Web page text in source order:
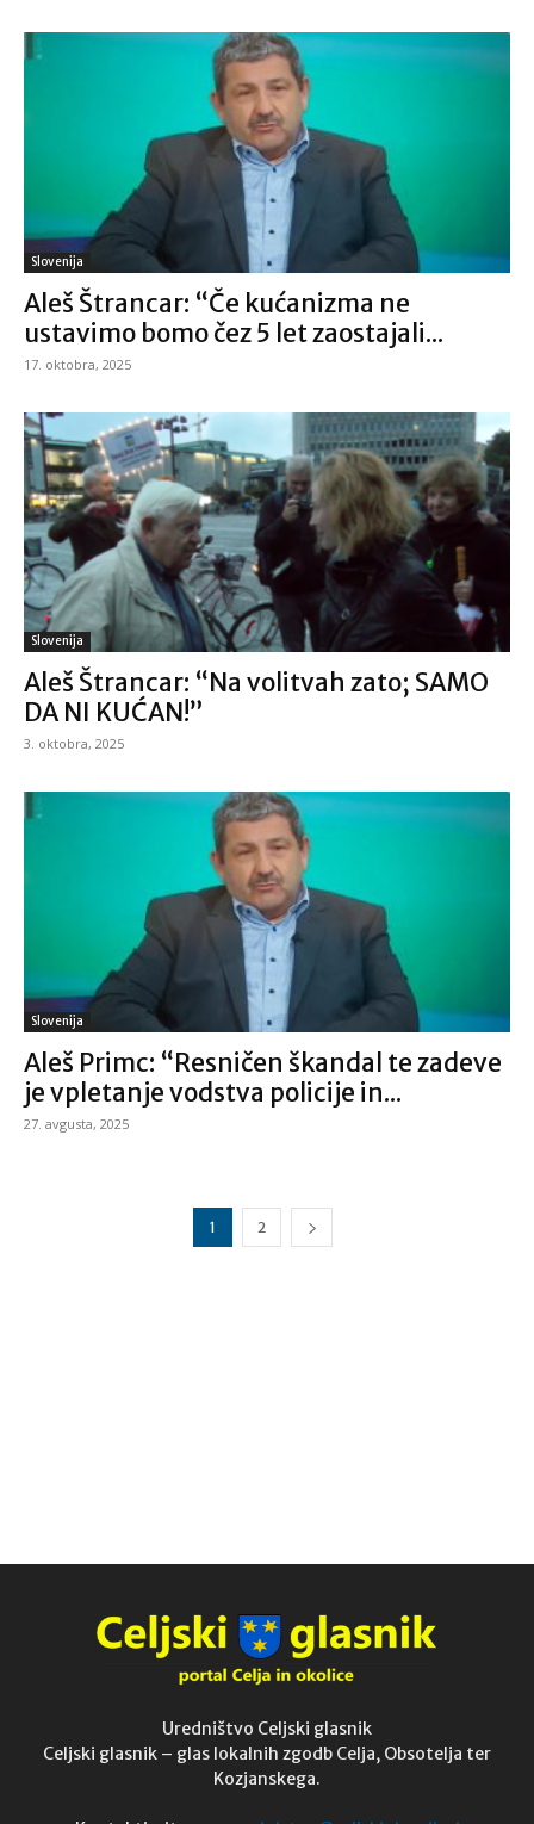
Slovenija
Aleš Štrancar: “Če kućanizma ne
ustavimo bomo čez 5 let zaostajali...
17. oktobra, 2025
Slovenija
Aleš Štrancar: “Na volitvah zato; SAMO
DA NI KUĆAN!”
3. oktobra, 2025
Slovenija
Aleš Primc: “Resničen škandal te zadeve
je vpletanje vodstva policije in...
27. avgusta, 2025
1 2
Uredništvo Celjski glasnik
Celjski glasnik – glas lokalnih zgodb Celja, Obsotelja ter
Kozjanskega.